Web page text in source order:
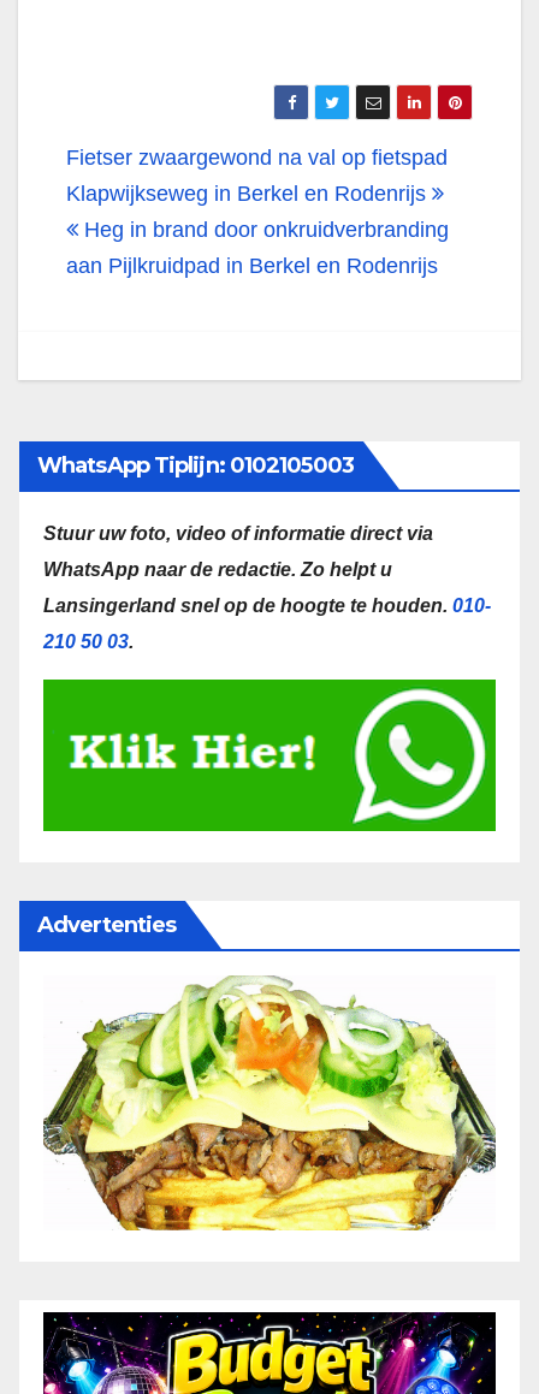
Bericht
navigatie
Fietser zwaargewond na val op fietspad
Klapwijkseweg in Berkel en Rodenrijs
Heg in brand door onkruidverbranding
aan Pijlkruidpad in Berkel en Rodenrijs
WhatsApp Tiplijn: 0102105003
Stuur uw foto, video of informatie direct via
WhatsApp naar de redactie. Zo helpt u
Lansingerland snel op de hoogte te houden. 010-
210 50 03.
Advertenties